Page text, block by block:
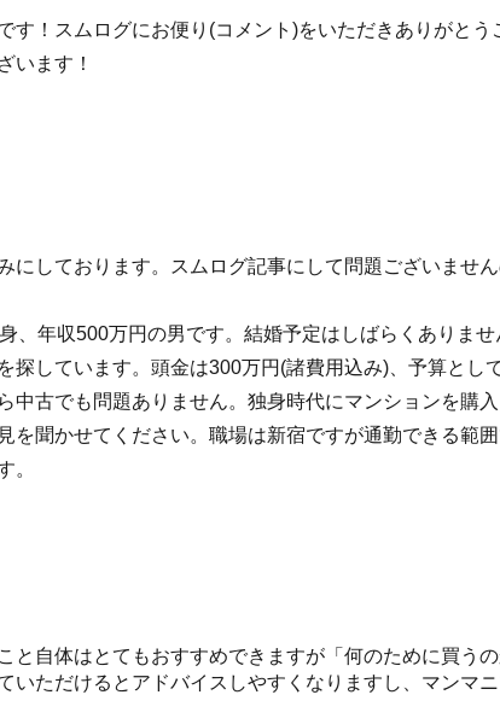
す！スムログにお便り(コメント)をいただきありがとう
います！
にしております。スムログ記事にして問題ございませ
、年収500万円の男です。結婚予定はしばらくありま
探しています。頭金は300万円(諸費用込み)、予算とし
中古でも問題ありません。独身時代にマンションを購
を聞かせてください。職場は新宿ですが通勤できる範
。
と自体はとてもおすすめできますが「何のために買う
いただけるとアドバイスしやすくなりますし、マンマ